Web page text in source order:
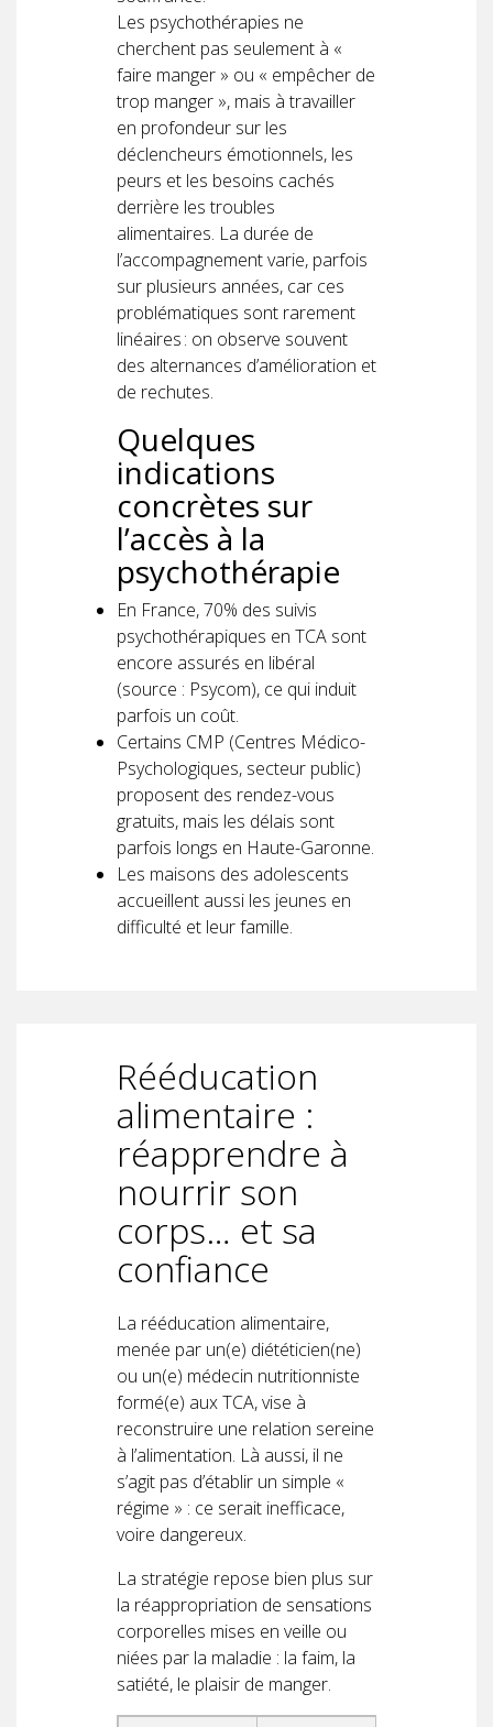
Les psychothérapies ne
cherchent pas seulement à «
faire manger » ou « empêcher de
trop manger », mais à travailler
en profondeur sur les
déclencheurs émotionnels, les
peurs et les besoins cachés
derrière les troubles
alimentaires. La durée de
l’accompagnement varie, parfois
sur plusieurs années, car ces
problématiques sont rarement
linéaires : on observe souvent
des alternances d’amélioration et
de rechutes.
Quelques
indications
concrètes sur
l’accès à la
psychothérapie
En France, 70% des suivis
psychothérapiques en TCA sont
encore assurés en libéral
(source : Psycom), ce qui induit
parfois un coût.
Certains CMP (Centres Médico-
Psychologiques, secteur public)
proposent des rendez-vous
gratuits, mais les délais sont
parfois longs en Haute-Garonne.
Les maisons des adolescents
accueillent aussi les jeunes en
difficulté et leur famille.
Rééducation
alimentaire :
réapprendre à
nourrir son
corps… et sa
confiance
La rééducation alimentaire,
menée par un(e) diététicien(ne)
ou un(e) médecin nutritionniste
formé(e) aux TCA, vise à
reconstruire une relation sereine
à l’alimentation. Là aussi, il ne
s’agit pas d’établir un simple «
régime » : ce serait inefficace,
voire dangereux.
La stratégie repose bien plus sur
la réappropriation de sensations
corporelles mises en veille ou
niées par la maladie : la faim, la
satiété, le plaisir de manger.